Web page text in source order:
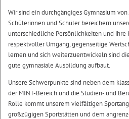
Wir sind ein durchgängiges Gymnasium
Schülerinnen und Schüler bereichern
unterschiedliche Persönlichkeiten und
respektvoller Umgang, gegenseitige
lernen und sich weiterzuentwickeln sind
gute gymnasiale Ausbildung aufbaut.
Unsere Schwerpunkte sind neben dem
der MINT-Bereich und die Studien- und
Rolle kommt unserem vielfältigen
großzügigen Sportstätten und dem